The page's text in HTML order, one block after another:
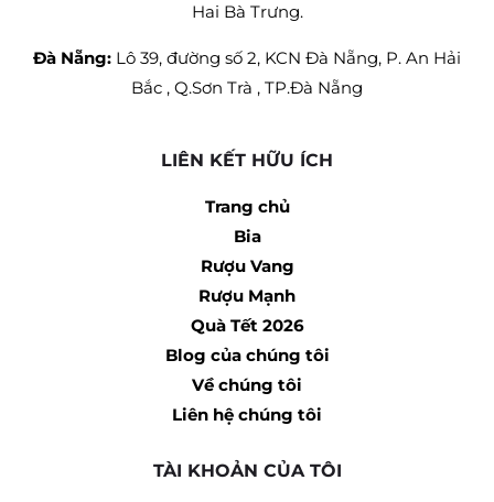
Hai Bà Trưng.
Đà Nẵng: Lô 39, đường số 2, KCN Đà Nẵng, P. An Hải
Bắc , Q.Sơn Trà , TP.Đà Nẵng
LIÊN KẾT HỮU ÍCH
Trang chủ
Bia
Rượu Vang
Rượu Mạnh
Quà Tết 2026
Blog của chúng tôi
Về chúng tôi
Liên hệ chúng tôi
TÀI KHOẢN CỦA TÔI